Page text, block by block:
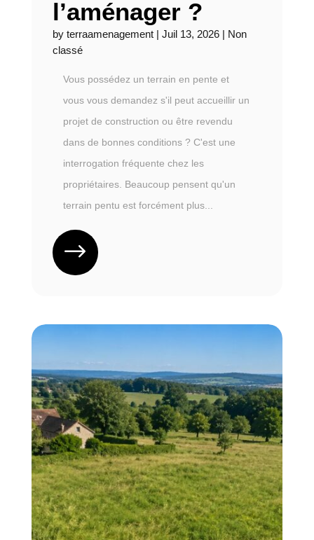
l’aménager ?
by terraamenagement| Juil 13, 2026| Non
classé
Vous possédez un terrain en pente et
vous vous demandez s'il peut accueillir un
projet de construction ou être revendu
dans de bonnes conditions ? C'est une
interrogation fréquente chez les
propriétaires. Beaucoup pensent qu'un
terrain pentu est forcément plus...